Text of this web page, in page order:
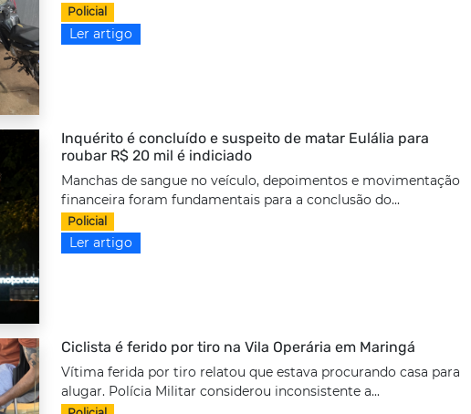
Policial
Ler artigo
Inquérito é concluído e suspeito de matar Eulália para
roubar R$ 20 mil é indiciado
Manchas de sangue no veículo, depoimentos e movimentação
financeira foram fundamentais para a conclusão do...
Policial
Ler artigo
Ciclista é ferido por tiro na Vila Operária em Maringá
Vítima ferida por tiro relatou que estava procurando casa para
alugar. Polícia Militar considerou inconsistente a...